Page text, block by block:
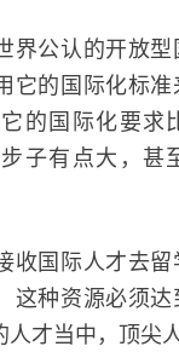
公认的开放型
它的国际化标
的国际化要求
子有点大，甚
国际人才去留
这种资源必须
才当中，顶尖